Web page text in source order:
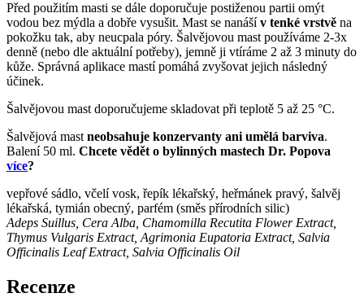
Před použitím masti se dále doporučuje postiženou partii omýt
vodou bez mýdla a dobře vysušit. Mast se nanáší v tenké vrstvě na
pokožku tak, aby neucpala póry. Šalvějovou mast používáme 2-3x
denně (nebo dle aktuální potřeby), jemně ji vtíráme 2 až 3 minuty do
kůže. Správná aplikace mastí pomáhá zvyšovat jejich následný
účinek.
Šalvějovou mast doporučujeme skladovat při teplotě 5 až 25 °C.
Šalvějová mastneobsahuje konzervanty ani umělá barviva.
Balení 50 ml. Chcete vědět o bylinných mastech Dr. Popova
více?
vepřové sádlo, včelí vosk, řepík lékařský, heřmánek pravý, šalvěj
lékařská, tymián obecný, parfém (směs přírodních silic)
Adeps Suillus, Cera Alba, Chamomilla Recutita Flower Extract,
Thymus Vulgaris Extract, Agrimonia Eupatoria Extract, Salvia
Officinalis Leaf Extract, Salvia Officinalis Oil
Recenze